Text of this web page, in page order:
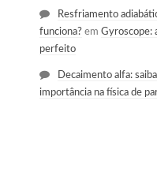
Resfriamento
funciona?em Gyroscope:
perfeito
Decaimento alfa:
importância na física de